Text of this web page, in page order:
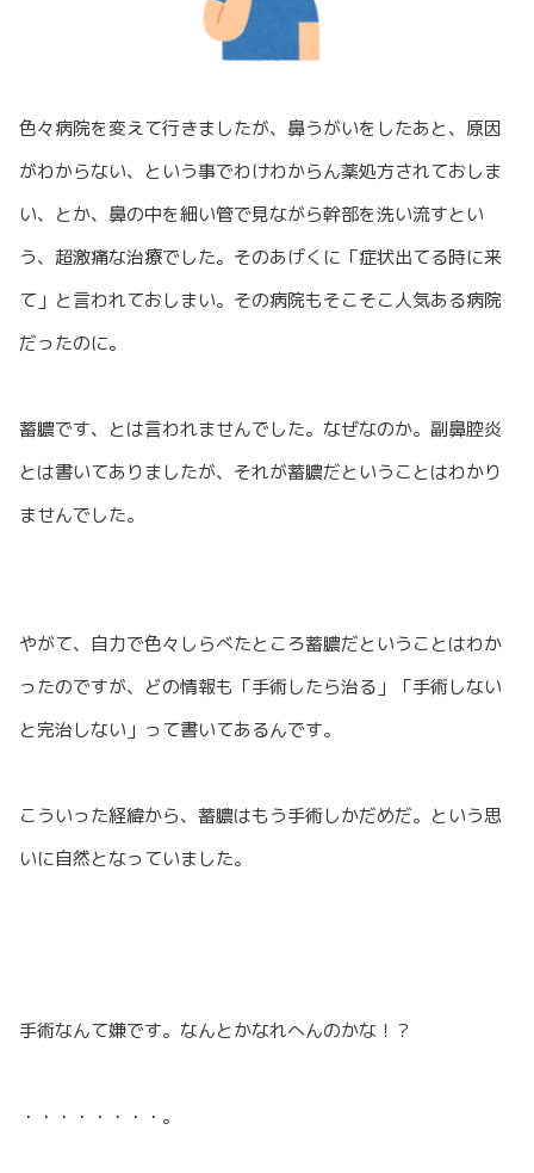
色々病院を変えて行きましたが、鼻うがいをしたあと、原因
がわからない、という事でわけわからん薬処方されておしま
い、とか、鼻の中を細い管で見ながら幹部を洗い流すとい
う、超激痛な治療でした。そのあげくに「症状出てる時に来
て」と言われておしまい。その病院もそこそこ人気ある病院
だったのに。
蓄膿です、とは言われませんでした。なぜなのか。副鼻腔炎
とは書いてありましたが、それが蓄膿だということはわかり
ませんでした。
やがて、自力で色々しらべたところ蓄膿だということはわか
ったのですが、どの情報も「手術したら治る」「手術しない
と完治しない」って書いてあるんです。
こういった経緯から、蓄膿はもう手術しかだめだ。という思
いに自然となっていました。
手術なんて嫌です。なんとかなれへんのかな！？
・・・・・・・・。